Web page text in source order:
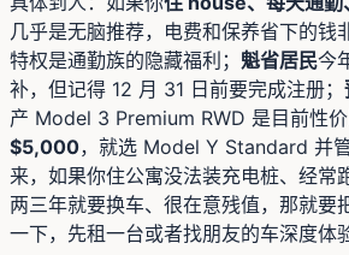
几乎是无脑推荐，电费和保养省下的钱
特权是通勤族的隐藏福利； 魁省居民今
补，但记得 12 月 31 日前要完成注册；
产 Model 3 Premium RWD 是目前性价
$5,000，就选 Model Y Standard 并
来，如果你住公寓没法装充电桩、经常
两三年就要换车、很在意残值，那就要
一下，先租一台或者找朋友的车深度体